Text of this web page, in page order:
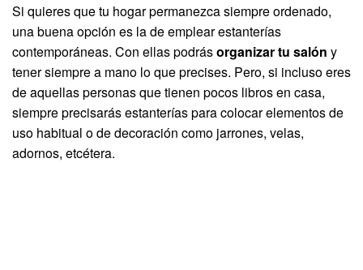
Si quieres que tu hogar permanezca siempre ordenado,
una buena opción es la de emplear estanterías
contemporáneas. Con ellas podrásorganizar tu salón y
tener siempre a mano lo que precises. Pero, si incluso eres
de aquellas personas que tienen pocos libros en casa,
siempre precisarás estanterías para colocar elementos de
uso habitual o de decoración como jarrones, velas,
adornos, etcétera.